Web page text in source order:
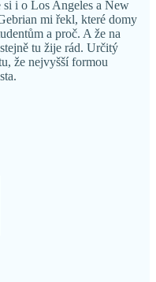
i o Los Angeles a New
mi řekl, které domy
a proč. A že na
tu žije rád. Určitý
že nejvyšší formou